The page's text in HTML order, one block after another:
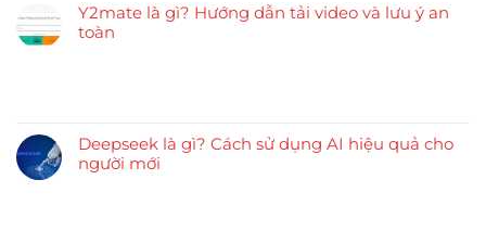
Y2mate là gì? Hướng dẫn tải video và lưu ý an
toàn
Deepseek là gì? Cách sử dụng AI hiệu quả cho
người mới